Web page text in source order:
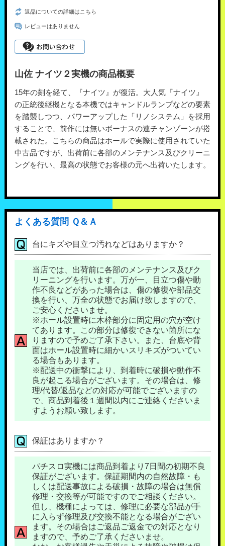
返品についての詳細はこちら
レビューはありません
山佐 ナイツ２実機の商品概要
15年の刻を経て、『ナイツ』が復活。大人気『ナイツ』
の正統後継機となる本機ではキャンドルランプなどの要素
を踏襲しつつ、パワーアップした「リノシステム」を採用
することで、前作には無いボーナスの連チャンゾーンが搭
載された。こちらの商品はホールで実際に使用されていた
中古品ですが、出荷前に各部のメンテナンス及びクリーニ
ングを行い、最高の状態でお客様の元へ出荷いたします。
よくある質問 Ｑ＆Ａ
台にキズや目立つ汚れなどはありますか？
当店では、出荷前に各部のメンテナンス及びク
リーニングを行います。万が一、目立つ傷や動
作不良などがあった場合は、傷の修復や部品交
換を行い、万全の状態でお届け致しますので、
ご安心くださいませ。
※ホール設置時に木枠部分に固定用の穴が空け
てあります。この部分は修復できない箇所にな
りますので予めご了承下さい。また、台底や背
面はホール設置時に細かいスリキズがついてい
る場合もあります。
※配送中の衝撃により、到着時に破損や動作不
良が起こる場合がございます。その場合は、修
理/代替/返品などの対応が可能でございますの
で、商品到着後１週間以内にご連絡くださいま
すようお願い致します。
保証はありますか？
パチスロ実機には商品到着より7日間の初期不良
保証がございます。保証期間内の自然故障・も
しくは配送事故による破損・故障の場合は無償
修理・交換等が可能ですのでご相談ください。
但し、機種によっては、修理に必要な部品が手
に入らず修理及び交換不能となる場合がござい
ます。その場合はご返品ご返金での対応となり
ますので、予めご了承くださいませ。